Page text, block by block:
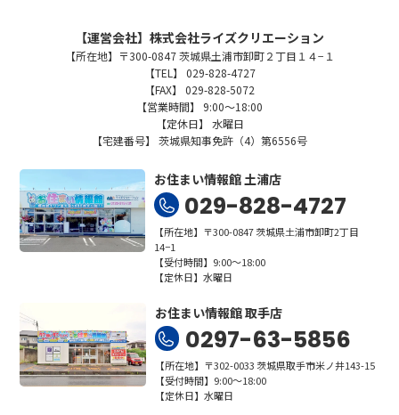
【運営会社】株式会社ライズクリエーション
【所在地】〒300-0847 茨城県土浦市卸町２丁目１４−１
【TEL】 029-828-4727
【FAX】 029-828-5072
【営業時間】 9:00～18:00
【定休日】 水曜日
【宅建番号】 茨城県知事免許（4）第6556号
お住まい情報館 土浦店
029-828-4727
【所在地】〒300-0847 茨城県土浦市卸町2丁目
14−1
【受付時間】9:00～18:00
【定休日】水曜日
お住まい情報館 取手店
0297-63-5856
【所在地】〒302-0033 茨城県取手市米ノ井143-15
【受付時間】9:00～18:00
【定休日】水曜日